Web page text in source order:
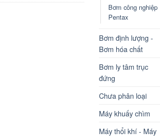
Bơm công nghiệp
Pentax
Bơm định lượng -
Bơm hóa chất
Bơm ly tâm trục
đứng
Chưa phân loại
Máy khuấy chìm
Máy thổi khí - Máy